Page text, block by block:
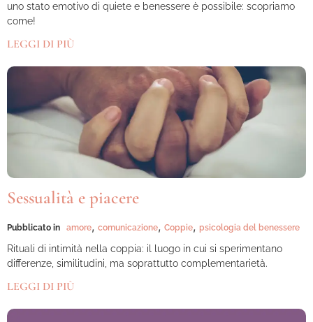
uno stato emotivo di quiete e benessere è possibile: scopriamo
come!
LEGGI DI PIÙ
Sessualità e piacere
Pubblicato in amore, comunicazione, Coppie, psicologia del benessere
Rituali di intimità nella coppia: il luogo in cui si sperimentano
differenze, similitudini, ma soprattutto complementarietà.
LEGGI DI PIÙ